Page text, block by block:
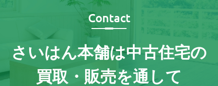
Contact
さいはん本舗は中古住宅の
買取・販売を通して